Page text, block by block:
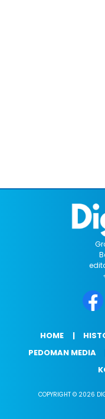
HOME
PEDOMAN MEDIA
COPYRIGHT © 2026